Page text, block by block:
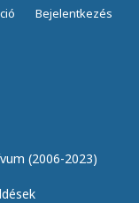
(2006-2023)
Bejelentkezés